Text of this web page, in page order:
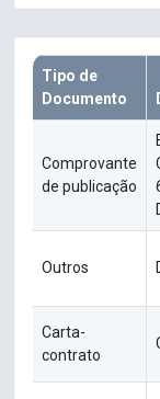
Tipo de
Documento
Comprovante
de publicação
Outros
Carta-
contrato